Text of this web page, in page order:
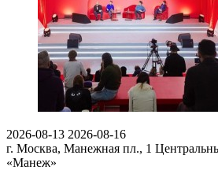
2026-08-13 2026-08-16
г. Москва, Манежная пл., 1
«Манеж»